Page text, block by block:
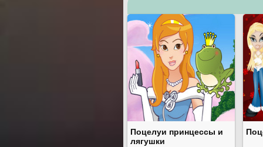
Поцелуи принцессы и
лягушки